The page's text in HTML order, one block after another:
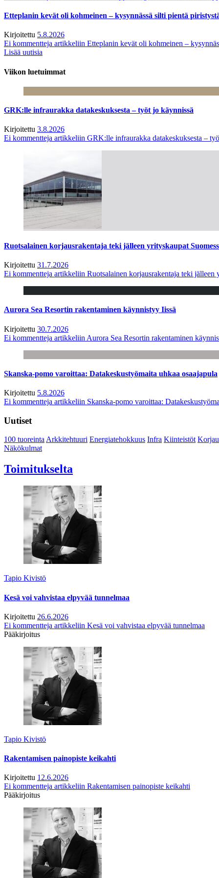
Etteplanin kevät oli kohmeinen – kysynnässä silti pientä
Kirjoitettu 5.8.2026
Ei kommentteja artikkeliin Etteplanin kevät oli kohmeinen –
Lisää uutisia
Viikon luetuimmat
GRK:lle infraurakka datakeskuksesta – työt jo käynnissä
Kirjoitettu 3.8.2026
Ei kommentteja artikkeliin GRK:lle infraurakka datakeskuksesta –
Ruotsalainen korjausrakentaja teki jälleen yrityskaupat
Kirjoitettu 31.7.2026
Ei kommentteja artikkeliin Ruotsalainen korjausrakentaja teki jälleen
Aurora Sea Resortin rakentaminen käynnistyy Iissä
Kirjoitettu 30.7.2026
Ei kommentteja artikkeliin Aurora Sea Resortin rakentaminen
Skanska-pomo varoittaa: Datakeskustyömaita uhkaa osaajapula
Kirjoitettu 5.8.2026
Ei kommentteja artikkeliin Skanska-pomo varoittaa:
Uutiset
100 tuoreintaArkkitehtuuri Energiatehokkuus Infra Kiinteistöt
Näkökulmat
Toimitukselta
Tapio Kivistö
Kesä voi vahvistaa elpyvää tunnelmaa
Kirjoitettu 26.6.2026
Ei kommentteja artikkeliin Kesä voi vahvistaa elpyvää tunnelmaa
Pääkirjoitus
Tapio Kivistö
Rakentamisen painopiste keikahti
Kirjoitettu 12.6.2026
Ei kommentteja artikkeliin Rakentamisen painopiste keikahti
Pääkirjoitus